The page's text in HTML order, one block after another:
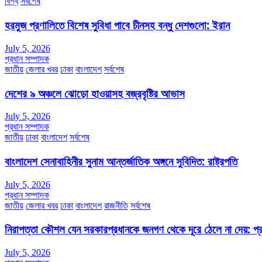
হরমুজ প্রণালিতে বিশেষ সুবিধা পাবে চীনসহ বন্ধু দেশগুলো: ইরান
July 5, 2026
প্রধান সম্পাদক
জাতীয় জেলার খবর ঢাকা বাংলাদেশ সর্বশেষ
দেশের ৯ অঞ্চলে ঝোড়ো হাওয়াসহ বজ্রবৃষ্টির আভাস
July 5, 2026
প্রধান সম্পাদক
জাতীয় ঢাকা বাংলাদেশ সর্বশেষ
বাংলাদেশ সেনাবাহিনীর সুনাম আন্তর্জাতিক অঙ্গনে সুবিদিত: রাষ্ট্রপতি
July 5, 2026
প্রধান সম্পাদক
জাতীয় জেলার খবর ঢাকা বাংলাদেশ রাজনীতি সর্বশেষ
নিরাপত্তা কৌশল যেন সরকারপ্রধানকে জনগণ থেকে দূরে ঠেলে না দেয়:
July 5, 2026